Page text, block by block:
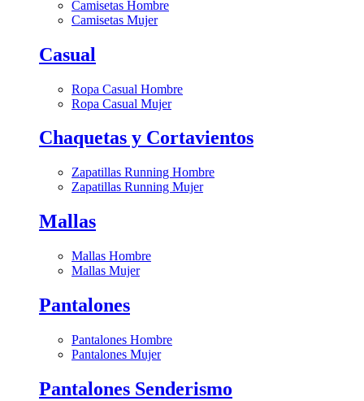
Camisetas Hombre
Camisetas Mujer
Casual
Ropa Casual Hombre
Ropa Casual Mujer
Chaquetas y Cortavientos
Zapatillas Running Hombre
Zapatillas Running Mujer
Mallas
Mallas Hombre
Mallas Mujer
Pantalones
Pantalones Hombre
Pantalones Mujer
Pantalones Senderismo